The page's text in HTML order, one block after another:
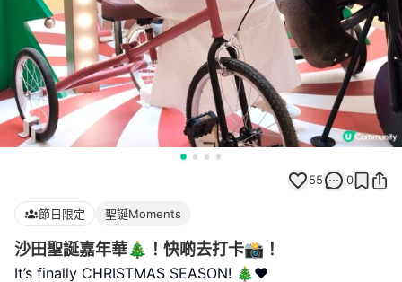
55 0
節日限定 聖誕Moments
沙田聖誕嘉年華🎄！快啲去打卡📸！
It’s finally CHRISTMAS SEASON! 🎄❤️